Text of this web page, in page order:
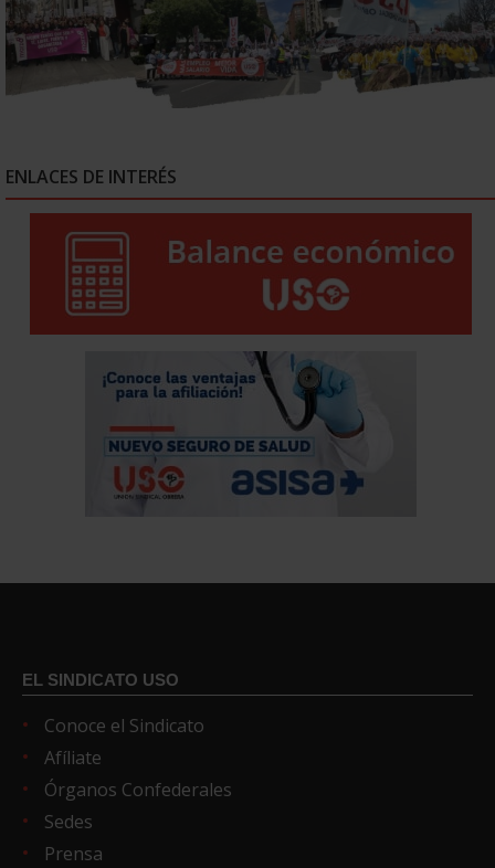
ENLACES DE INTERÉS
EL SINDICATO USO
Conoce el Sindicato
Afíliate
Órganos Confederales
Sedes
Prensa